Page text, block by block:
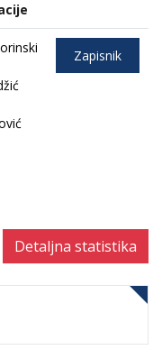
Zapisnik
Detaljna statistika